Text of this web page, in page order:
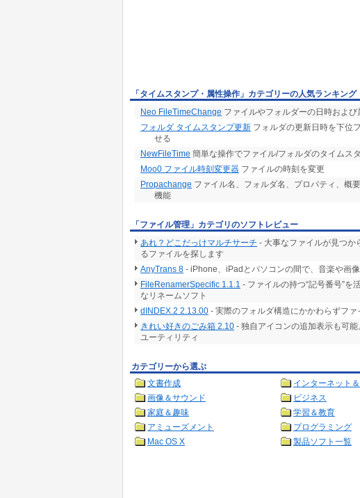
「タイムスタンプ・属性操作」カテゴリーの人気ランキング
Neo FileTimeChange ファイルやフォルダーの日時およ
フォルダ タイムスタンプ更新 フォルダの更新日時を下位
せる
NewFileTime 簡単な操作でファイル/フォルダのタイムス
Moo0 ファイル時刻変更器 ファイルの時刻を変更
Propachange ファイル名、フォルダ名、プロパティ、概
機能
「ファイル管理」カテゴリのソフトレビュー
あれ？どこだっけマルチサーチ - 大事なファイルが見つか
るファイルを探します
AnyTrans 8 - iPhone、iPadとパソコンの間で、音楽や画
FileRenamerSpecific 1.1.1 - ファイルの持つ“記号番号”を
なリネームソフト
dINDEX.2 2.13.00 - 実際のフォルダ構造にかかわらずフ
きれい好きのごみ箱 2.10 - 独自アイコンの追加表示も可
ユーティリティ
カテゴリーから選ぶ
文書作成
インターネット
画像＆サウンド
ビジネス
家庭＆趣味
学習＆教育
アミューズメント
プログラミング
Mac OS X
製品ソフト一覧